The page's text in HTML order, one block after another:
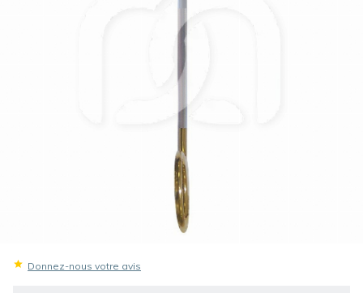
Donnez-nous votre avis